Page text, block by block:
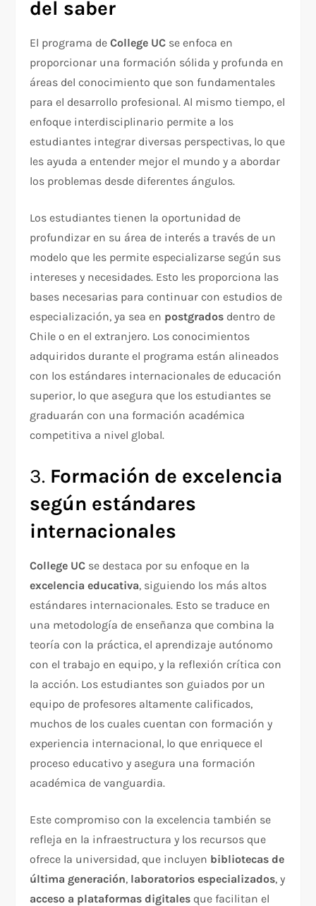
del saber
El programa deCollege UC se enfoca en
proporcionar una formación sólida y profunda en
áreas del conocimiento que son fundamentales
para el desarrollo profesional. Al mismo tiempo, el
enfoque interdisciplinario permite a los
estudiantes integrar diversas perspectivas, lo que
les ayuda a entender mejor el mundo y a abordar
los problemas desde diferentes ángulos.
Los estudiantes tienen la oportunidad de
profundizar en su área de interés a través de un
modelo que les permite especializarse según sus
intereses y necesidades. Esto les proporciona las
bases necesarias para continuar con estudios de
especialización, ya sea en postgrados dentro de
Chile o en el extranjero. Los conocimientos
adquiridos durante el programa están alineados
con los estándares internacionales de educación
superior, lo que asegura que los estudiantes se
graduarán con una formación académica
competitiva a nivel global.
3. Formación de excelencia
según estándares
internacionales
College UC se destaca por su enfoque en la
excelencia educativa, siguiendo los más altos
estándares internacionales. Esto se traduce en
una metodología de enseñanza que combina la
teoría con la práctica, el aprendizaje autónomo
con el trabajo en equipo, y la reflexión crítica con
la acción. Los estudiantes son guiados por un
equipo de profesores altamente calificados,
muchos de los cuales cuentan con formación y
experiencia internacional, lo que enriquece el
proceso educativo y asegura una formación
académica de vanguardia.
Este compromiso con la excelencia también se
refleja en la infraestructura y los recursos que
ofrece la universidad, que incluyen bibliotecas de
última generación, laboratorios especializados, y
acceso a plataformas digitales que facilitan el